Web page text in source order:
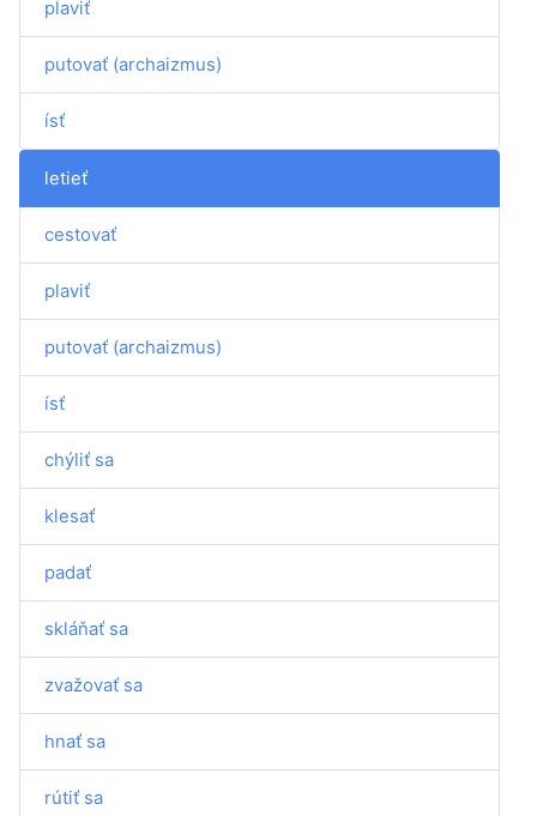
plaviť
putovať (archaizmus)
ísť
letieť
cestovať
plaviť
putovať (archaizmus)
ísť
chýliť sa
klesať
padať
skláňať sa
zvažovať sa
hnať sa
rútiť sa